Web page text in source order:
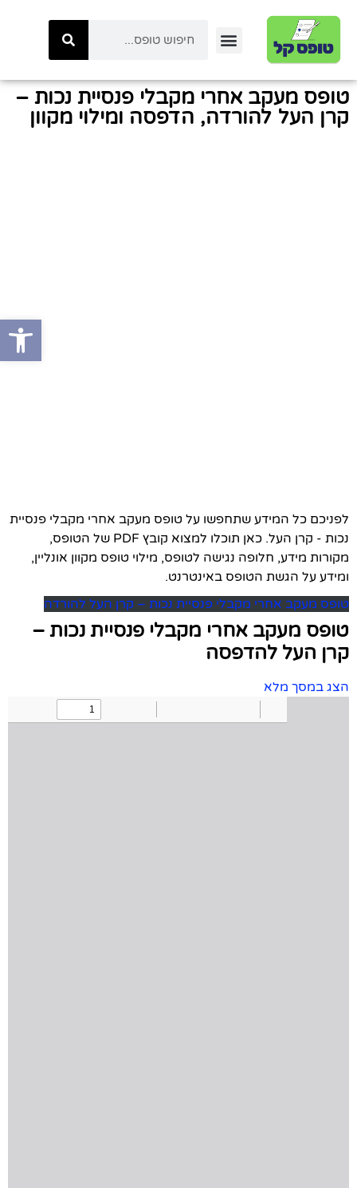
טופס מעקב אחרי מקבלי פנסיית נכות –
קרן העל להורדה, הדפסה ומילוי מקוון
לפניכם כל המידע שתחפשו על טופס מעקב אחרי מקבלי פנסיית
נכות - קרן העל. כאן תוכלו למצוא קובץ PDF של הטופס,
מקורות מידע, חלופה נגישה לטופס, מילוי טופס מקוון אונליין,
ומידע על הגשת הטופס באינטרנט.
טופס מעקב אחרי מקבלי פנסיית נכות – קרן העל להורדה
טופס מעקב אחרי מקבלי פנסיית נכות –
קרן העל להדפסה
הצג במסך מלא
פתח